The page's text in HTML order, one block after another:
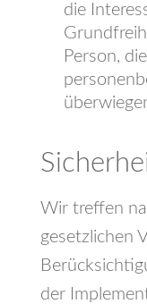
die
Person,
Wir treffen
gesetzlichen
der